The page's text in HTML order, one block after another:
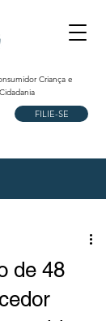
Criança e
FILIE-SE
de 48